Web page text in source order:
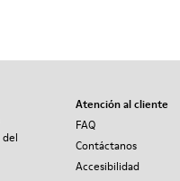
Atención al cliente
FAQ
Contáctanos
Accesibilidad